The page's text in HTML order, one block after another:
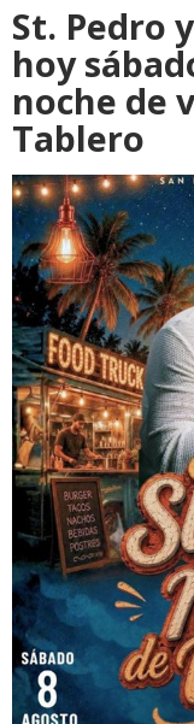
St. Pedro
hoy
noche de
Tablero